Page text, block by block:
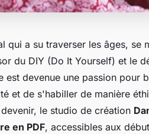
qui a su traverser les âges, se
du DIY (Do It Yourself) et le
est devenue une passion pour
et de s'habiller de manière
le studio de création
en PDF, accessibles aux